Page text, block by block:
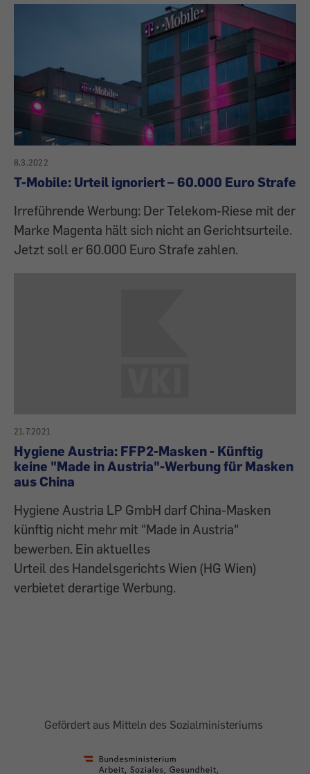
8.3.2022
T-Mobile: Urteil ignoriert – 60.000 Euro Strafe
Irreführende Werbung: Der Telekom-Riese mit der
Marke Magenta hält sich nicht an Gerichtsurteile.
Jetzt soll er 60.000 Euro Strafe zahlen.
21.7.2021
Hygiene Austria: FFP2-Masken - Künftig
keine "Made in Austria"-Werbung für Masken
aus China
Hygiene Austria LP GmbH darf China-Masken
künftig nicht mehr mit "Made in Austria"
bewerben. Ein aktuelles
Urteil des Handelsgerichts Wien (HG Wien)
verbietet derartige Werbung.
Gefördert aus Mitteln des Sozialministeriums